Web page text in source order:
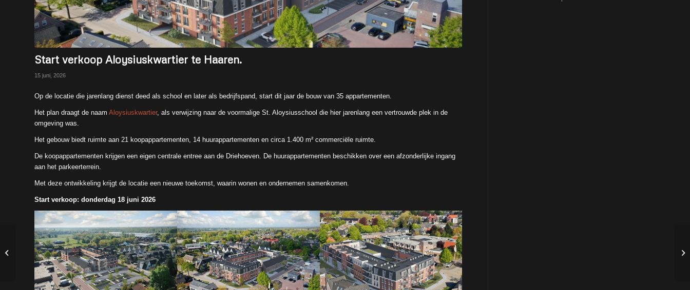
Start verkoop Aloysiuskwartier te Haaren.
15 juni, 2026
Op de locatie die jarenlang dienst deed als school en later als bedrijfspand, start dit jaar de bouw van 35 appartementen.
Het plan draagt de naam Aloysiuskwartier, als verwijzing naar de voormalige St. Aloysiusschool die hier jarenlang een vertrouwde plek in de
omgeving was.
Het gebouw biedt ruimte aan 21 koopappartementen, 14 huurappartementen en circa 1.400 m² commerciële ruimte.
De koopappartementen krijgen een eigen centrale entree aan de Driehoeven. De huurappartementen beschikken over een afzonderlijke ingang
aan het parkeerterrein.
Met deze ontwikkeling krijgt de locatie een nieuwe toekomst, waarin wonen en ondernemen samenkomen.
Start verkoop: donderdag 18 juni 2026
Opening uitbreiding
basisschool Al Qalam
Gouda